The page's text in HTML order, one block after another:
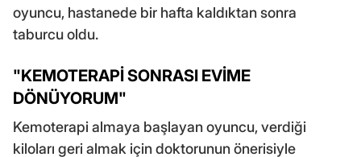
oyuncu, hastanede bir hafta kaldıktan sonra
taburcu oldu.
"KEMOTERAPİ SONRASI EVİME
DÖNÜYORUM"
Kemoterapi almaya başlayan oyuncu, verdiği
kiloları geri almak için doktorunun önerisiyle